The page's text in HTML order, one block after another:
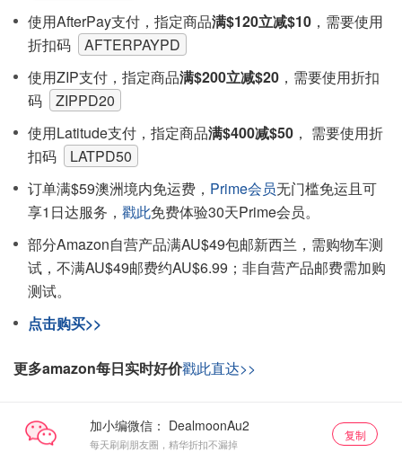
使用AfterPay支付，指定商品满$120立减$10 ，需要使用
折扣码
AFTERPAYPD
使用ZIP支付，指定商品满$200立减$20 ，需要使用折扣
码
ZIPPD20
使用Latitude支付，指定商品满$400减$50 ， 需要使用折
扣码
LATPD50
订单满$59澳洲境内免运费， Prime会员无门槛免运且可
享1日达服务， 戳此免费体验30天Prime会员。
部分Amazon自营产品满AU$49包邮新西兰，需购物车测
试，不满AU$49邮费约AU$6.99；非自营产品邮费需加购
测试。
点击购买>>
更多amazon每日实时好价戳此直达>>
加小编微信：
每天刷刷朋友圈，精华折扣不漏掉
复制